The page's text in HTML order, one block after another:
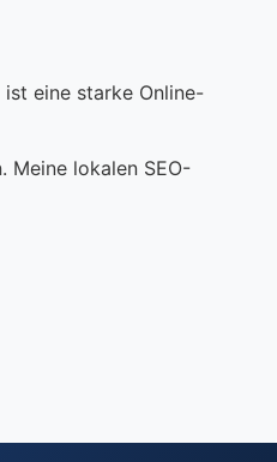
eine starke Online-
Meine lokalen SEO-